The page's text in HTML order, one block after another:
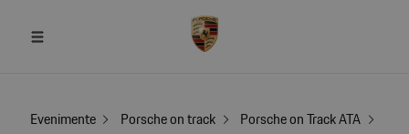
Evenimente Porsche on track
Porsche on Track ATA